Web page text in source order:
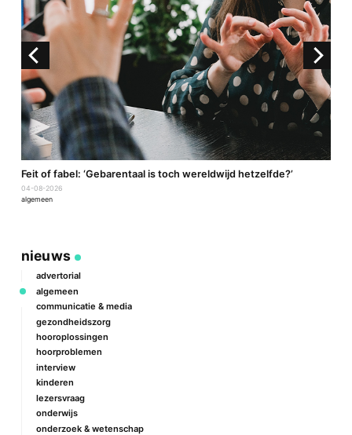
Feit of fabel: ‘Gebarentaal is toch wereldwijd hetzelfde?’
04-08-2026
algemeen
nieuws
advertorial
algemeen
communicatie & media
gezondheidszorg
hooroplossingen
hoorproblemen
interview
kinderen
lezersvraag
onderwijs
onderzoek & wetenschap